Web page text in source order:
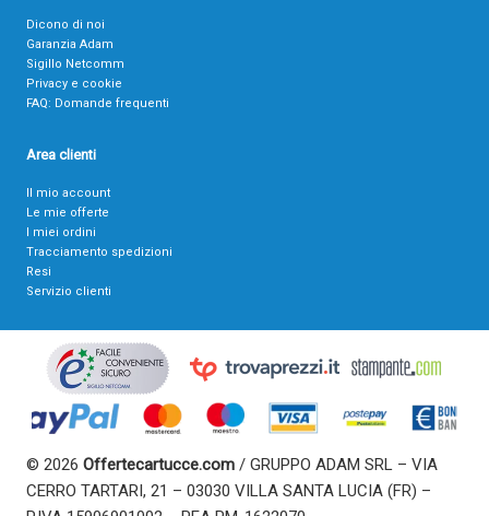
Dicono di noi
Garanzia Adam
Sigillo Netcomm
Privacy e cookie
FAQ: Domande frequenti
Area clienti
Il mio account
Le mie offerte
I miei ordini
Tracciamento spedizioni
Resi
Servizio clienti
© 2026 Offertecartucce.com / GRUPPO ADAM SRL – VIA
CERRO TARTARI, 21 – 03030 VILLA SANTA LUCIA (FR) –